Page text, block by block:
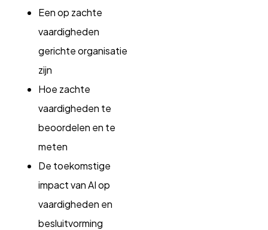
Een op zachte
vaardigheden
gerichte organisatie
zijn
Hoe zachte
vaardigheden te
beoordelen en te
meten
De toekomstige
impact van AI op
vaardigheden en
besluitvorming